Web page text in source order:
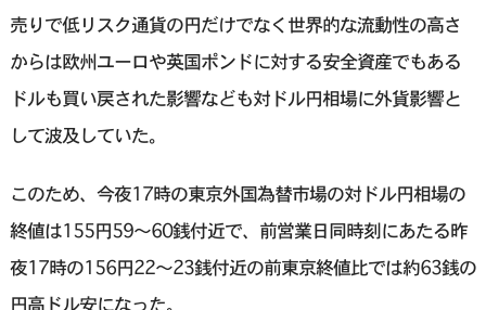
売りで低リスク通貨の円だけでなく世界的な流動性の高さ
からは欧州ユーロや英国ポンドに対する安全資産でもある
ドルも買い戻された影響なども対ドル円相場に外貨影響と
して波及していた。
このため、今夜17時の東京外国為替市場の対ドル円相場の
終値は155円59〜60銭付近で、前営業日同時刻にあたる昨
夜17時の156円22〜23銭付近の前東京終値比では約63銭の
円高ドル安になった。